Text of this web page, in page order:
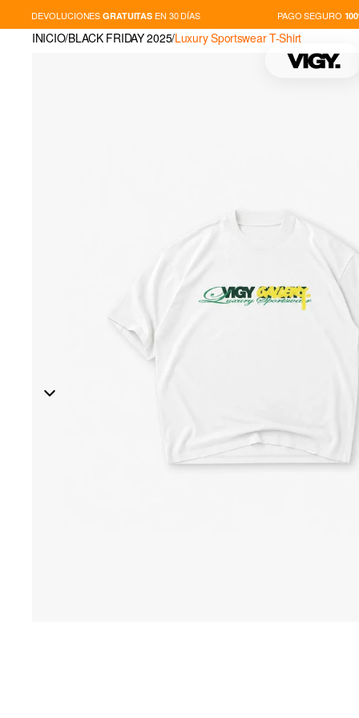
DEVOLUCIONESGRATUITASEN 30 DÍAS PAGO SEGURO100%
Sign in
INICIO/BLACK FRIDAY 2025/Luxury Sportswear T-Shirt